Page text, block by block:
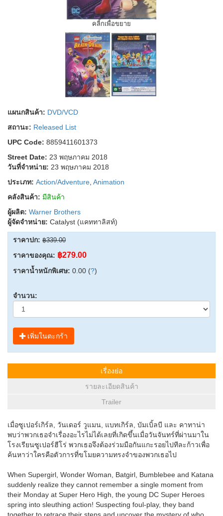
คลิ้กเพื่อขยาย
แผนกสินค้า: DVD/VCD
สถานะ: Released List
UPC Code: 8859411601373
Street Date: 23 พฤษภาคม 2018
วันที่จำหน่าย: 23 พฤษภาคม 2018
ประเภท: Action/Adventure Animation
คลังสินค้า: มีสินค้า
ผู้ผลิต: Warner Brothers
ผู้จัดจำหน่าย: Catalyst (แคททาลิสท์)
ราคาปก: ฿339.00
ราคาของคุณ: ฿279.00
ราคาน้ำหนักพิเศษ: 0.00 (?)
จำนวน:
เพิ่มในตะกร้า
เรื่องย่อ
รายละเอียดสินค้า
Trailer
เมื่อซูเปอร์เกิร์ล, วันเดอร์ วูแมน, แบทเกิร์ล, บัมเบิ้ลบี และ คาทาน่า
พบว่าพวกเธอจำเรื่องอะไรไม่ได้เลยที่เกิดขึ้นเมื่อวันจันทร์ที่ผ่านมาใน
โรงเรียนซูเปอร์ฮีโร่ พวกเธอจึงต้องร่วมมือกันแกะรอยไปทีละก้าวเพื่อ
ค้นหาว่าใครคือตัวการที่ขโมยความทรงจำของพวกเธอไป
When Supergirl, Wonder Woman, Batgirl, Bumblebee and Katana
suddenly realize they cannot remember a single moment from
their Monday at Super Hero High, the young DC Super Heroes
spring into sleuthing action! Suspecting foul-play, they band